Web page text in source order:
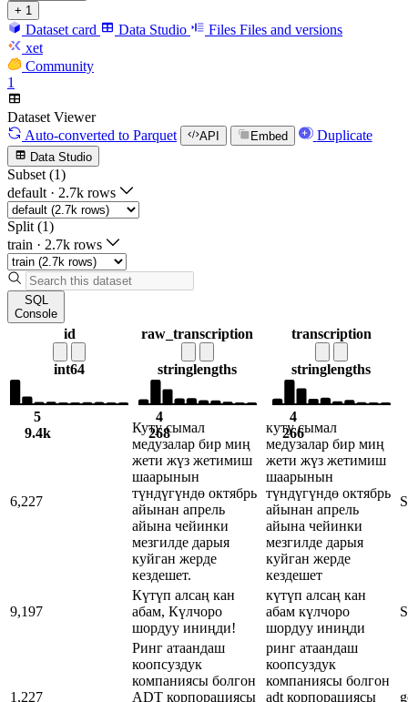
+ 1
Dataset card Data Studio Files Files and versions
xet
Community
1
Dataset Viewer
Auto-converted to Parquet API Embed Duplicate
Data Studio
Subset (1)
default · 2.7k rows
Split (1)
train · 2.7k rows
SQL
Console
id
int64
5
9.4k
raw_transcription
stringlengths
4
268
transcription
stringlengths
4
266
6,227
Куту сымал
медузалар бир миң
жети жүз жетимиш
шаарынын
түндүгүндө октябрь
айынан апрель
айына чейинки
мезгилде дарыя
куйган жерде
кездешет.
куту сымал
медузалар бир миң
жети жүз жетимиш
шаарынын
түндүгүндө октябрь
айынан апрель
айына чейинки
мезгилде дарыя
куйган жерде
кездешет
9,197
Күтүп алсаң кан
абам, Күлчоро
шордуу иниңди!
күтүп алсаң кан
абам күлчоро
шордуу иниңди
1,227
Ринг атаандаш
коопсуздук
компаниясы болгон
ADT корпорациясы
ринг атаандаш
коопсуздук
компаниясы болгон
adt корпорациясы